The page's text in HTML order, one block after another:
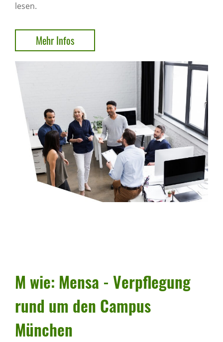
lesen.
Mehr Infos
M wie: Mensa - Verpfle­gung
rund um den Campus
München